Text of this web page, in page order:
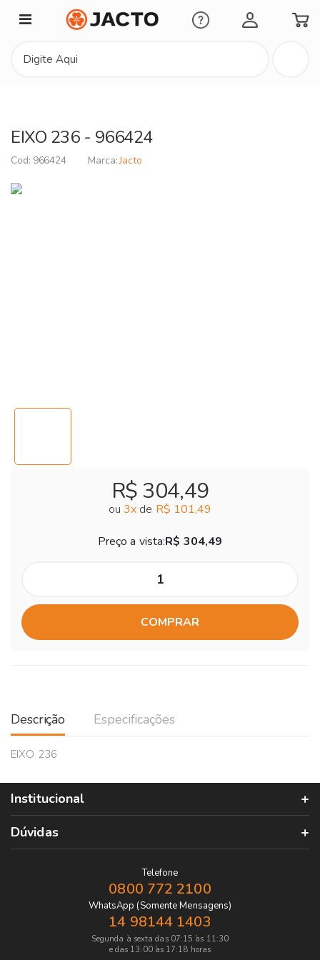
Minha Conta
EIXO 236 - 966424
966424 Jacto
R$ 304,49
ou 3x de R$ 101,49
Preço a vista:R$ 304,49
COMPRAR
Descrição Especificações
EIXO 236
Institucional
Dúvidas
Telefone
0800 772 2100
WhatsApp (Somente Mensagens)
14 98144 1403
Segunda à sexta das 07:15 às 11:30
e das 13:00 às 17:18 horas